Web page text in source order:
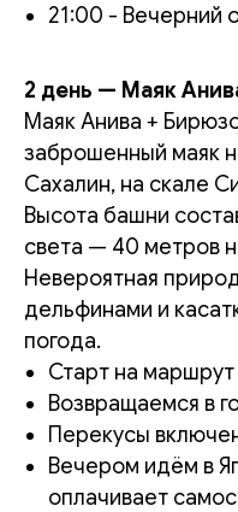
21:00 - Вечерний
2 день — Маяк
Маяк Анива +
заброшенный маяк
Сахалин, на скале
Высота башни
света — 40 метров
Невероятная
дельфинами и
погода.
Старт на маршрут
Возвращаемся в
Перекусы
Вечером идём в
оплачивает